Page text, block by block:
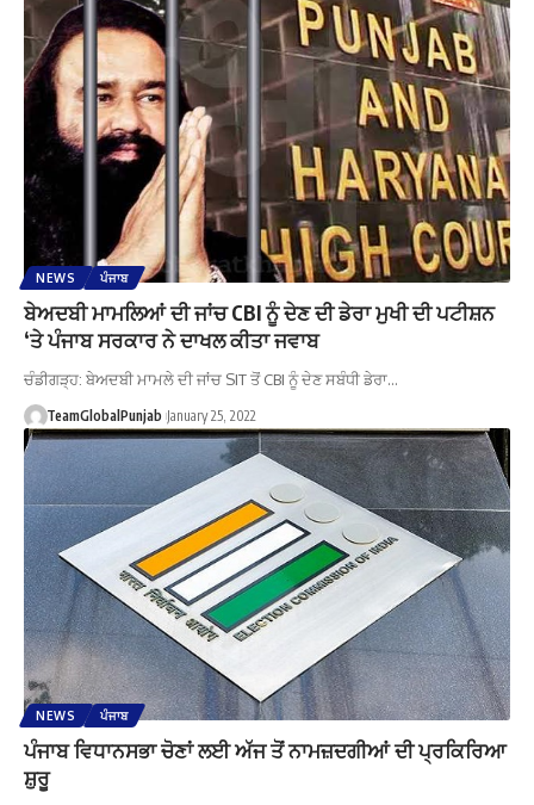
NEWS ਪੰਜਾਬ
ਬੇਅਦਬੀ ਮਾਮਲਿਆਂ ਦੀ ਜਾਂਚ CBI ਨੂੰ ਦੇਣ ਦੀ ਡੇਰਾ ਮੁਖੀ ਦੀ ਪਟੀਸ਼ਨ
‘ਤੇ ਪੰਜਾਬ ਸਰਕਾਰ ਨੇ ਦਾਖਲ ਕੀਤਾ ਜਵਾਬ
ਚੰਡੀਗੜ੍ਹ: ਬੇਅਦਬੀ ਮਾਮਲੇ ਦੀ ਜਾਂਚ SIT ਤੋਂ CBI ਨੂੰ ਦੇਣ ਸਬੰਧੀ ਡੇਰਾ…
TeamGlobalPunjab January 25, 2022
NEWS ਪੰਜਾਬ
ਪੰਜਾਬ ਵਿਧਾਨਸਭਾ ਚੋਣਾਂ ਲਈ ਅੱਜ ਤੋਂ ਨਾਮਜ਼ਦਗੀਆਂ ਦੀ ਪ੍ਰਕਿਰਿਆ
ਸ਼ੁਰੂ